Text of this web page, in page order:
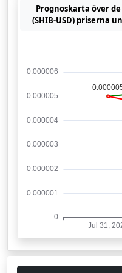
Prognoskarta över
(SHIB-USD) priserna